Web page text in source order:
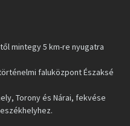
mintegy 5 km-re nyugatra
faluközpont Északsé
Torony és Nárai, fekvése